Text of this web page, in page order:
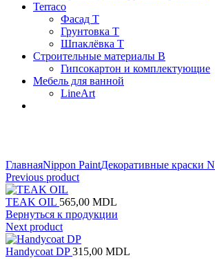
Terraco
Фасад Т
Грунтовка T
Шпаклёвка T
Строительные материалы В
Гипсокартон и комплектующие
Мебель для ванной
LineArt
ГлавнаяNippon PaintДекоративные краски N
Previous product
TEAK OIL 565,00 MDL
Вернуться к продукции
Next product
Handycoat DP315,00 MDL